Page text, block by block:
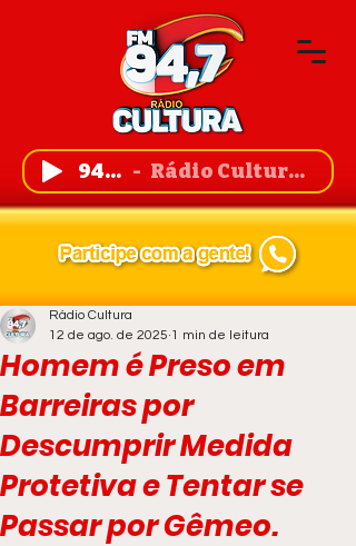
94,7 FM Rádio Cultura de Guanambi
Homem é Preso em
Barreiras por
Descumprir Medida
Protetiva e Tentar se
Passar por Gêmeo.
Rádio Cultura
12 de ago. de 2025 1 min de leitura